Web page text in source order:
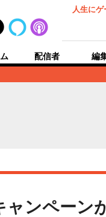
人生に
配信者 編
ャンペーン